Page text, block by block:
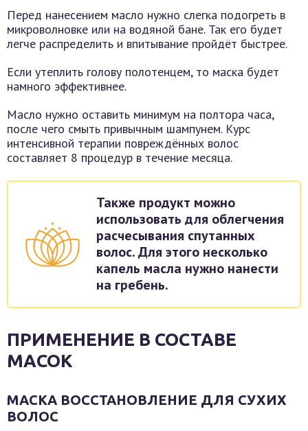
Перед нанесением масло нужно слегка подогреть в
микроволновке или на водяной бане. Так его будет
легче распределить и впитывание пройдёт быстрее.
Если утеплить голову полотенцем, то маска будет
намного эффективнее.
Масло нужно оставить минимум на полтора часа,
после чего смыть привычным шампунем. Курс
интенсивной терапии повреждённых волос
составляет 8 процедур в течение месяца.
Также продукт можно
использовать для облегчения
расчесывания спутанных
волос. Для этого несколько
капель масла нужно нанести
на гребень.
ПРИМЕНЕНИЕ В СОСТАВЕ
МАСОК
МАСКА ВОССТАНОВЛЕНИЕ ДЛЯ СУХИХ
ВОЛОС